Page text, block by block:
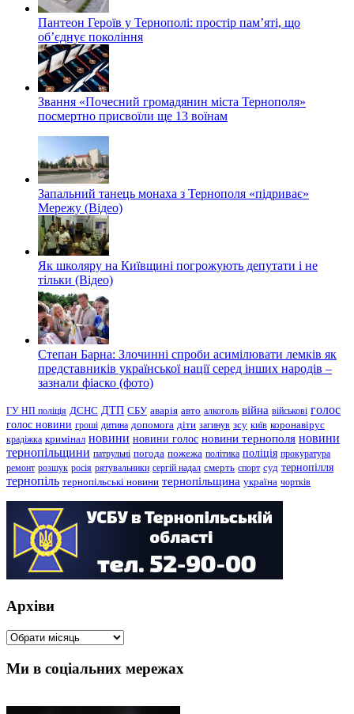
Пантеон Героїв у Тернополі: простір пам’яті, що
об’єднує покоління
Звання «Почесний громадянин міста Тернополя»
посмертно присвоїли ще 13 воїнам
Запальний танець монаха з Тернополя «підриває»
Мережу (Відео)
Як школяру на Київщині погрожують депутати і не
тільки (Відео)
Степан Барна: Злочинні спроби асимілювати лемків як
представників української нації серед інших народів –
зазнали фіаско (фото)
ГУ НП поліція ДСНС ДТП СБУ аварія авто алкоголь війна військові голос
голос новини гроші дитина допомога діти загинув зсу київ коронавірус
крадіжка кримінал новини новини голос новини тернополя новини
тернопільщини патрульні погода пожежа політика поліція прокуратура
ремонт розшук росія рятувальники сергій надал смерть спорт суд тернопілля
тернопіль тернопільські новини тернопільщина україна чортків
Архіви
Архіви
Ми в соціальних мережах